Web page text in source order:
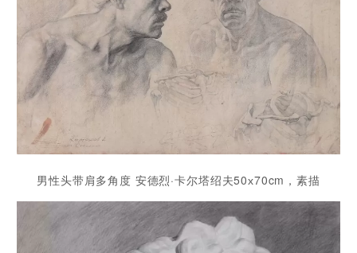
男性头带肩多角度 安德烈·卡尔塔绍夫50х70cm，素描